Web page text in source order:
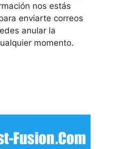
nos estás
enviarte correos
anular la
momento.